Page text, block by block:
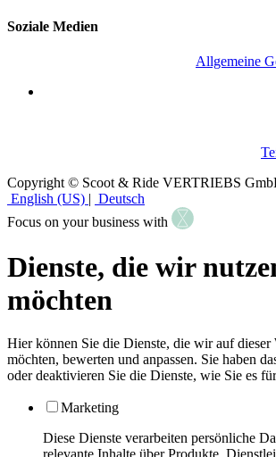
Soziale Medien
Allgemeine
Copyright © Scoot & Ride VERTRIEBS
English (US) | Deutsch
Focus on your business with
Dienste, die wir
möchten
Hier können Sie die Dienste, die wir auf dieser
möchten, bewerten und anpassen. Sie haben
oder deaktivieren Sie die Dienste, wie Sie es
Marketing
Diese Dienste verarbeiten persönliche
relevante Inhalte über Produkte,